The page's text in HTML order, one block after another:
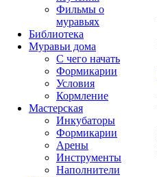
Фильмы о
муравьях
Библиотека
Муравьи дома
С чего начать
Формикарии
Условия
Кормление
Мастерская
Инкубаторы
Формикарии
Арены
Инструменты
Наполнители